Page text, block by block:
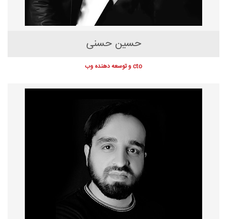
حسین حسنی
cto و توسعه دهنده وب